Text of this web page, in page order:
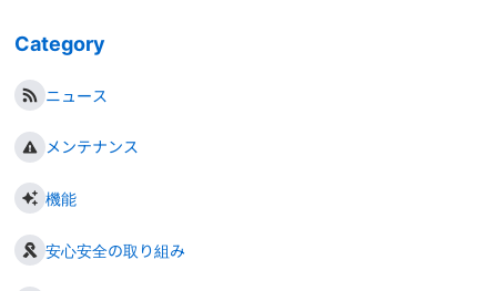
Category
ニュース
メンテナンス
機能
安心安全の取り組み